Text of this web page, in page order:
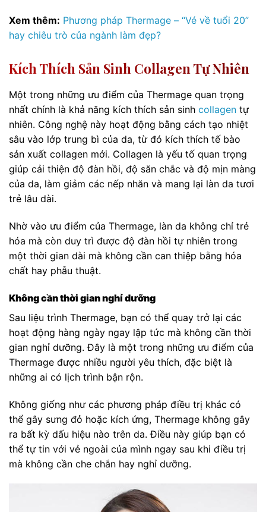
Xem thêm: Phương pháp Thermage – “Vé về tuổi 20”
hay chiêu trò của ngành làm đẹp?
Kích Thích Sản Sinh Collagen Tự Nhiên
Một trong những ưu điểm của Thermage quan trọng
nhất chính là khả năng kích thích sản sinh collagen tự
nhiên. Công nghệ này hoạt động bằng cách tạo nhiệt
sâu vào lớp trung bì của da, từ đó kích thích tế bào
sản xuất collagen mới. Collagen là yếu tố quan trọng
giúp cải thiện độ đàn hồi, độ săn chắc và độ mịn màng
của da, làm giảm các nếp nhăn và mang lại làn da tươi
trẻ lâu dài.
Nhờ vào ưu điểm của Thermage, làn da không chỉ trẻ
hóa mà còn duy trì được độ đàn hồi tự nhiên trong
một thời gian dài mà không cần can thiệp bằng hóa
chất hay phẫu thuật.
Không cần thời gian nghỉ dưỡng
Sau liệu trình Thermage, bạn có thể quay trở lại các
hoạt động hàng ngày ngay lập tức mà không cần thời
gian nghỉ dưỡng. Đây là một trong những ưu điểm của
Thermage được nhiều người yêu thích, đặc biệt là
những ai có lịch trình bận rộn.
Không giống như các phương pháp điều trị khác có
thể gây sưng đỏ hoặc kích ứng, Thermage không gây
ra bất kỳ dấu hiệu nào trên da. Điều này giúp bạn có
thể tự tin với vẻ ngoài của mình ngay sau khi điều trị
mà không cần che chắn hay nghỉ dưỡng.